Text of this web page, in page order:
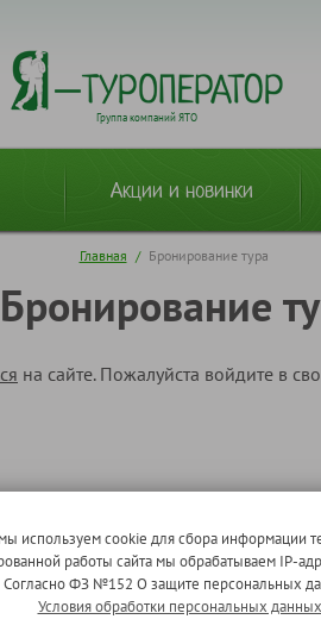
Группа компаний ЯТО
Акции и новинки
Главная / Бронирование тура
Бронирование
на сайте. Пожалуйста войдите в
используем cookie для сбора информации
работы сайта мы обрабатываем IP-
Согласно ФЗ №152 О защите персональных
Условия обработки персональных